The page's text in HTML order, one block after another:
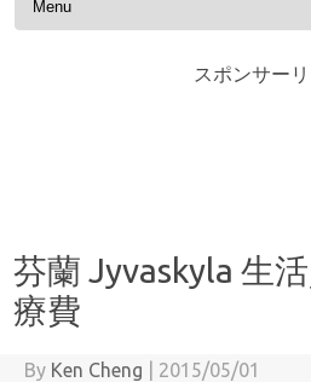
スポンサー
芬蘭 Jyvaskyla 生
療費
By Ken Cheng
2015/05/01